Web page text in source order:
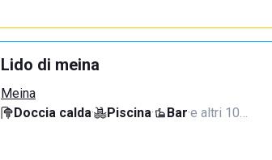
Lido di meina
Meina
Doccia calda· Piscina· Bar·e altri 10…